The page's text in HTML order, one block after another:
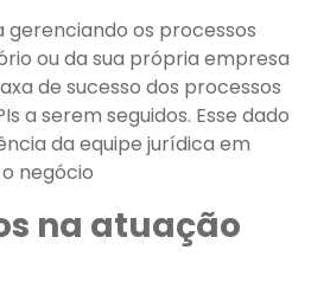
gerenciando os processos
ou da sua própria empresa
de sucesso dos processos
a serem seguidos. Esse dado
da equipe jurídica em
negócio
na atuação